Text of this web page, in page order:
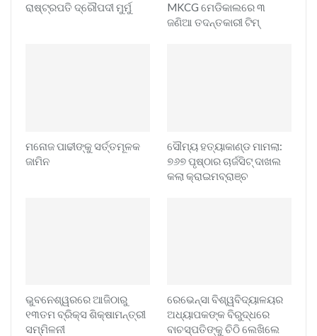
ରାଷ୍ଟ୍ରପତି ଦ୍ରୌପଦୀ ମୁର୍ମୁ
MKCG ମେଡିକାଲରେ ୩
ଜଣିଆ ତଦନ୍ତକାରୀ ଟିମ୍
ମନୋଜ ପାଢୀଙ୍କୁ ସର୍ତ୍ତମୂଳକ
ଜାମିନ
ସୌମ୍ୟ ହତ୍ୟାକାଣ୍ଡ ମାମଲା:
୭୬୭ ପୃଷ୍ଠାର ଚାର୍ଜସିଟ୍ ଦାଖଲ
କଲା କ୍ରାଇମବ୍ରାଞ୍ଚ
ଭୁବନେଶ୍ୱରରେ ଆଜିଠାରୁ
୧୩ତମ ବ୍ରିକ୍ସ ଶିକ୍ଷାମନ୍ତ୍ରୀ
ସମ୍ମିଳନୀ
ରେଭେନ୍ସା ବିଶ୍ୱବିଦ୍ୟାଳୟର
ଅଧ୍ୟାପକଙ୍କ ବିରୁଦ୍ଧରେ
ବାଚସ୍ପତିଙ୍କୁ ଚିଠି ଲେଖିଲେ